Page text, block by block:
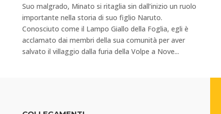
Suo malgrado, Minato si ritaglia sin dall’inizio un ruolo
importante nella storia di suo figlio Naruto.
Conosciuto come il Lampo Giallo della Foglia, egli è
acclamato dai membri della sua comunità per aver
salvato il villaggio dalla furia della Volpe a Nove...